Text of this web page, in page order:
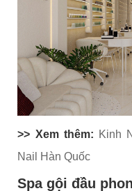
>> Xem thêm: Kinh
Nail Hàn Quốc
Spa gội đầu